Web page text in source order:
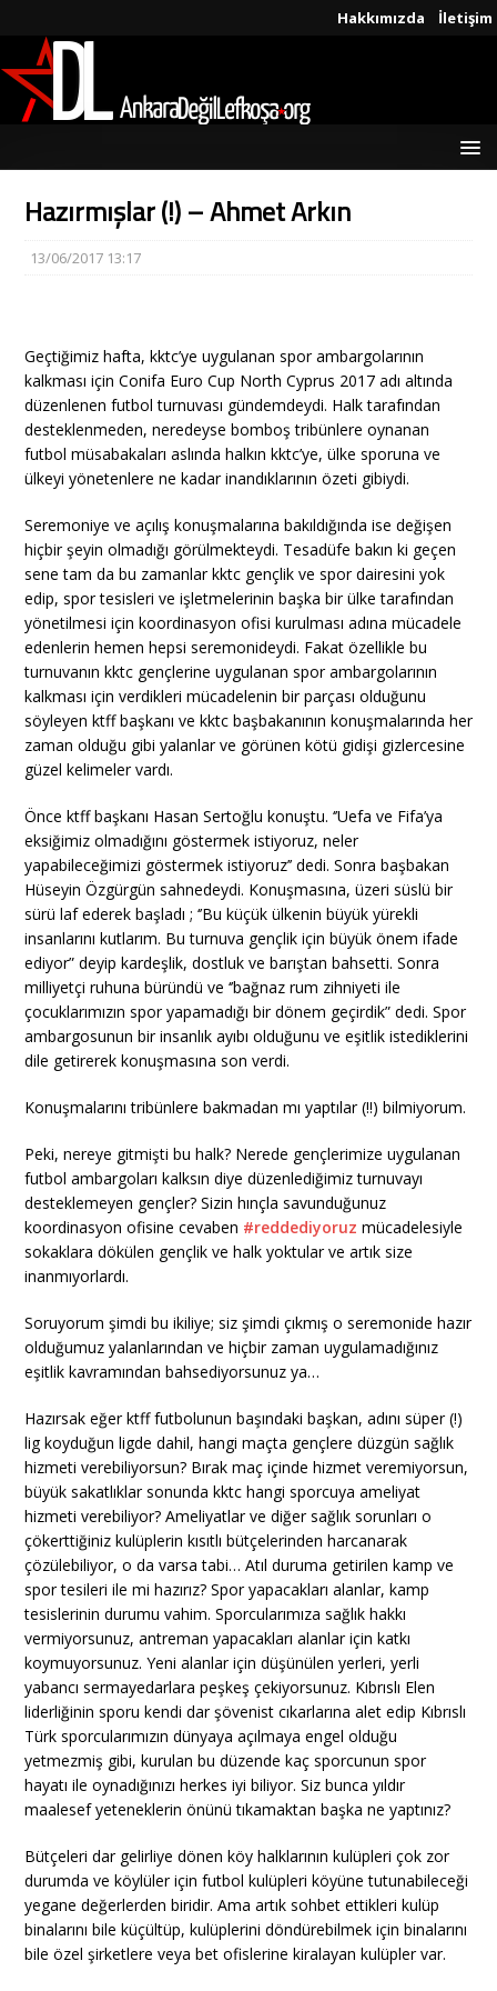
Hakkımızda İletişim
Hazırmışlar (!) – Ahmet Arkın
13/06/2017 13:17
Geçtiğimiz hafta, kktc’ye uygulanan spor ambargolarının
kalkması için Conifa Euro Cup North Cyprus 2017 adı altında
düzenlenen futbol turnuvası gündemdeydi. Halk tarafından
desteklenmeden, neredeyse bomboş tribünlere oynanan
futbol müsabakaları aslında halkın kktc’ye, ülke sporuna ve
ülkeyi yönetenlere ne kadar inandıklarının özeti gibiydi.
Seremoniye ve açılış konuşmalarına bakıldığında ise değişen
hiçbir şeyin olmadığı görülmekteydi. Tesadüfe bakın ki geçen
sene tam da bu zamanlar kktc gençlik ve spor dairesini yok
edip, spor tesisleri ve işletmelerinin başka bir ülke tarafından
yönetilmesi için koordinasyon ofisi kurulması adına mücadele
edenlerin hemen hepsi seremonideydi. Fakat özellikle bu
turnuvanın kktc gençlerine uygulanan spor ambargolarının
kalkması için verdikleri mücadelenin bir parçası olduğunu
söyleyen ktff başkanı ve kktc başbakanının konuşmalarında her
zaman olduğu gibi yalanlar ve görünen kötü gidişi gizlercesine
güzel kelimeler vardı.
Önce ktff başkanı Hasan Sertoğlu konuştu. ‘’Uefa ve Fifa’ya
eksiğimiz olmadığını göstermek istiyoruz, neler
yapabileceğimizi göstermek istiyoruz’’ dedi. Sonra başbakan
Hüseyin Özgürgün sahnedeydi. Konuşmasına, üzeri süslü bir
sürü laf ederek başladı ; ‘’Bu küçük ülkenin büyük yürekli
insanlarını kutlarım. Bu turnuva gençlik için büyük önem ifade
ediyor” deyip kardeşlik, dostluk ve barıştan bahsetti. Sonra
milliyetçi ruhuna büründü ve ‘’bağnaz rum zihniyeti ile
çocuklarımızın spor yapamadığı bir dönem geçirdik” dedi. Spor
ambargosunun bir insanlık ayıbı olduğunu ve eşitlik istediklerini
dile getirerek konuşmasına son verdi.
Konuşmalarını tribünlere bakmadan mı yaptılar (!!) bilmiyorum.
Peki, nereye gitmişti bu halk? Nerede gençlerimize uygulanan
futbol ambargoları kalksın diye düzenlediğimiz turnuvayı
desteklemeyen gençler? Sizin hınçla savunduğunuz
koordinasyon ofisine cevaben #reddediyoruz mücadelesiyle
sokaklara dökülen gençlik ve halk yoktular ve artık size
inanmıyorlardı.
Soruyorum şimdi bu ikiliye; siz şimdi çıkmış o seremonide hazır
olduğumuz yalanlarından ve hiçbir zaman uygulamadığınız
eşitlik kavramından bahsediyorsunuz ya…
Hazırsak eğer ktff futbolunun başındaki başkan, adını süper (!)
lig koyduğun ligde dahil, hangi maçta gençlere düzgün sağlık
hizmeti verebiliyorsun? Bırak maç içinde hizmet veremiyorsun,
büyük sakatlıklar sonunda kktc hangi sporcuya ameliyat
hizmeti verebiliyor? Ameliyatlar ve diğer sağlık sorunları o
çökerttiğiniz kulüplerin kısıtlı bütçelerinden harcanarak
çözülebiliyor, o da varsa tabi… Atıl duruma getirilen kamp ve
spor tesileri ile mi hazırız? Spor yapacakları alanlar, kamp
tesislerinin durumu vahim. Sporcularımıza sağlık hakkı
vermiyorsunuz, antreman yapacakları alanlar için katkı
koymuyorsunuz. Yeni alanlar için düşünülen yerleri, yerli
yabancı sermayedarlara peşkeş çekiyorsunuz. Kıbrıslı Elen
liderliğinin sporu kendi dar şövenist cıkarlarına alet edip Kıbrıslı
Türk sporcularımızın dünyaya açılmaya engel olduğu
yetmezmiş gibi, kurulan bu düzende kaç sporcunun spor
hayatı ile oynadığınızı herkes iyi biliyor. Siz bunca yıldır
maalesef yeteneklerin önünü tıkamaktan başka ne yaptınız?
Bütçeleri dar gelirliye dönen köy halklarının kulüpleri çok zor
durumda ve köylüler için futbol kulüpleri köyüne tutunabileceği
yegane değerlerden biridir. Ama artık sohbet ettikleri kulüp
binalarını bile küçültüp, kulüplerini döndürebilmek için binalarını
bile özel şirketlere veya bet ofislerine kiralayan kulüpler var.